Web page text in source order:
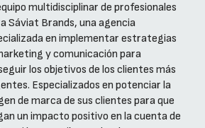
multidisciplinar de profesionales
Sáviat Brands, una agencia
en implementar estrategias
y comunicación para
los objetivos de los clientes más
Especializados en potenciar la
de marca de sus clientes para que
un impacto positivo en la cuenta de